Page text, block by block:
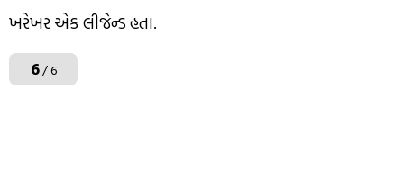
ખરેખર એક લીજેન્ડ હતા.
6/ 6